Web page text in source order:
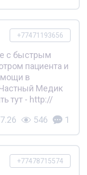
+77471193656
с быстрым
пациента и
в
Медик
тут - http://
546 1
+77478715574